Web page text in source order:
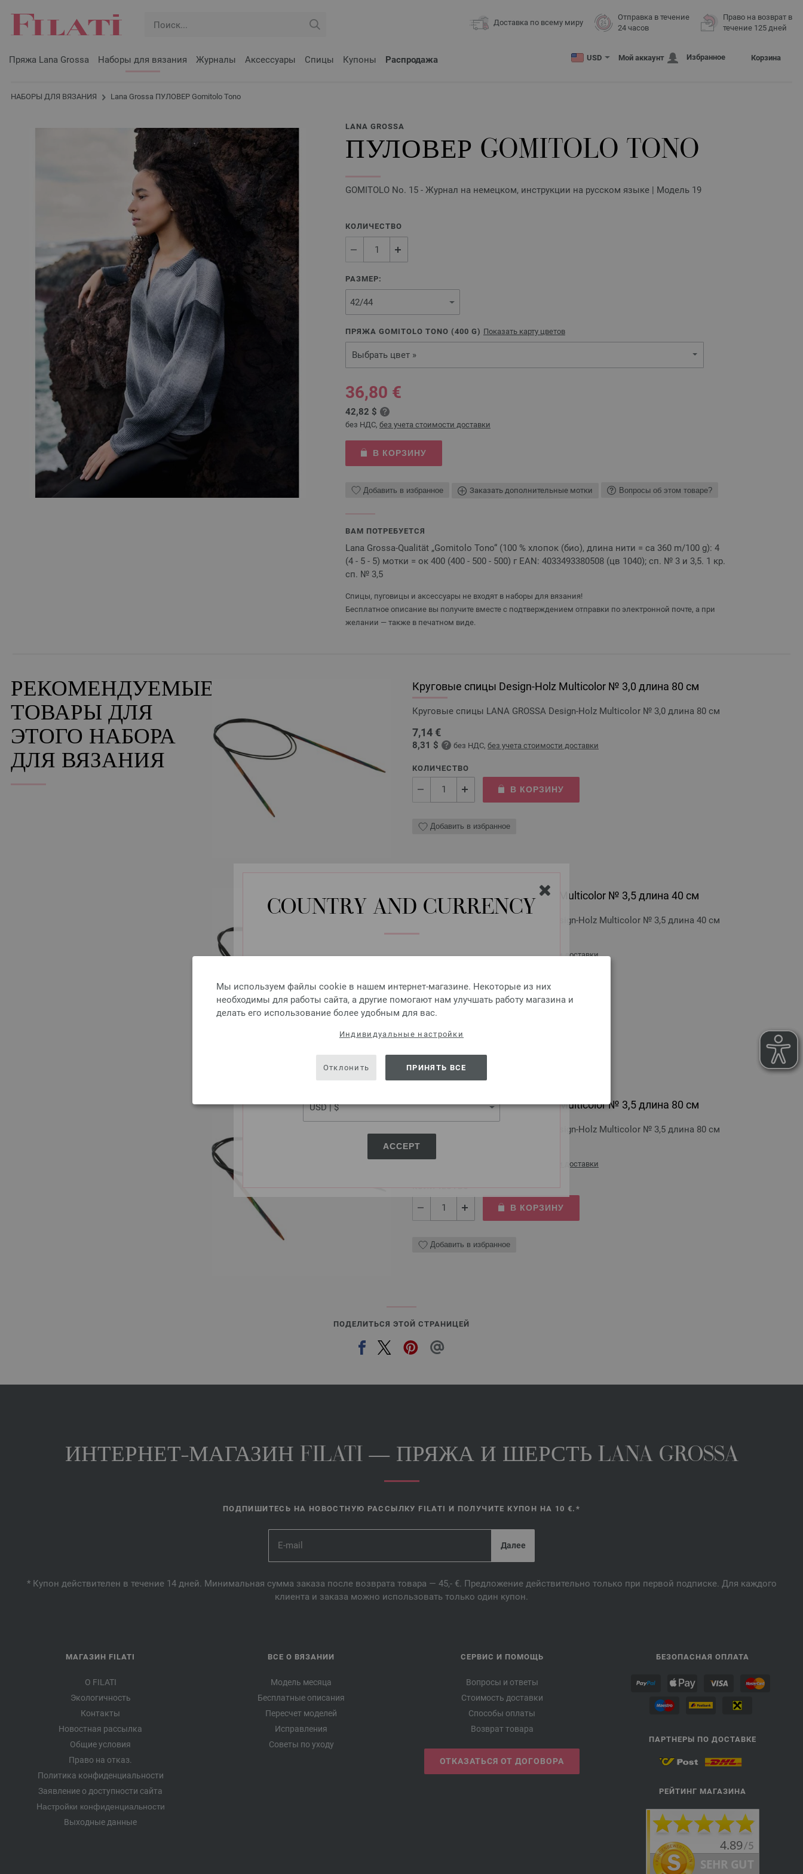
COUNTRY AND CURRENCY
LANGUAGE
SHIPPING TO
USA - The United States of America
ACCEPT
Мы используем файлы cookie в нашем интернет-магазине. Некоторые из них
необходимы для работы сайта, а другие помогают нам улучшать работу магазина и
делать его использование более удобным для вас.
Индивидуальные настройки
Отклонить ПРИНЯТЬ ВСЕ
Доставка по всему миру
Отправка в течение
24 часов
Право на возврат в
течение 125 дней
Пряжа Lana Grossa Наборы для вязания Журналы Аксессуары Спицы Купоны Распродажа USD Мой аккаунт Избранное Корзина
НАБОРЫ ДЛЯ ВЯЗАНИЯ Lana Grossa ПУЛОВЕР Gomitolo Tono
LANA GROSSA
ПУЛОВЕР GOMITOLO TONO
GOMITOLO No. 15 - Журнал на немецком, инструкции на русском языке | Модель 19
КОЛИЧЕСТВО
РАЗМЕР:
ПРЯЖА GOMITOLO TONO (400 G) Показать карту цветов
Выбрать цвет »
36,80 €
42,82 $
без НДС, без учета стоимости доставки
В КОРЗИНУ
Добавить в избранное Заказать дополнительные мотки Вопросы об этом товаре?
ВАМ ПОТРЕБУЕТСЯ
Lana Grossa-Qualität „Gomitolo Tono“ (100 % хлопок (био), длина нити = ca 360 m/100 g): 4
(4 - 5 - 5) мотки = ок 400 (400 - 500 - 500) г EAN: 4033493380508 (цв 1040); сп. № 3 и 3,5. 1 кр.
сп. № 3,5
Спицы, пуговицы и аксессуары не входят в наборы для вязания!
Бесплатное описание вы получите вместе с подтверждением отправки по электронной почте, а при
желании — также в печатном виде.
РЕКОМЕНДУЕМЫЕ
ТОВАРЫ ДЛЯ
ЭТОГО НАБОРА
ДЛЯ ВЯЗАНИЯ
Круговые спицы Design-Holz Multicolor № 3,0 длина 80 см
Круговые спицы LANA GROSSA Design-Holz Multicolor № 3,0 длина 80 см
7,14 €
8,31 $ без НДС, без учета стоимости доставки
КОЛИЧЕСТВО
В КОРЗИНУ
Добавить в избранное
Круговые спицы Design-Holz Multicolor № 3,5 длина 40 см
Круговые спицы LANA GROSSA Design-Holz Multicolor № 3,5 длина 40 см
8,31 $ без НДС,без учета стоимости доставки
В КОРЗИНУ
Добавить в избранное
Круговые спицы Design-Holz Multicolor № 3,5 длина 80 см
Круговые спицы LANA GROSSA Design-Holz Multicolor № 3,5 длина 80 см
7,14 €
без учета стоимости доставки
КОЛИЧЕСТВО
В КОРЗИНУ
Добавить в избранное
ПОДЕЛИТЬСЯ ЭТОЙ СТРАНИЦЕЙ
ИНТЕРНЕТ-МАГАЗИН FILATI — ПРЯЖА И ШЕРСТЬ LANA GROSSA
ПОДПИШИТЕСЬ НА НОВОСТНУЮ РАССЫЛКУ FILATI И ПОЛУЧИТЕ КУПОН НА 10 €.*
* Купон действителен в течение 14 дней. Минимальная сумма заказа после возврата товара — 45,- €. Предложение действительно только при первой подписке. Для каждого
клиента и заказа можно использовать только один купон.
МАГАЗИН FILATI
О FILATI
Экологичность
Контакты
Новостная рассылка
Общие условия
Право на отказ.
Политика конфиденциальности
Заявление о доступности сайта
Настройки конфиденциальности
Выходные данные
ВСЕ О ВЯЗАНИИ
Модель месяца
Бесплатные описания
Пересчет моделей
Исправления
Советы по уходу
СЕРВИС И ПОМОЩЬ
Вопросы и ответы
Стоимость доставки
Способы оплаты
Возврат товара
ОТКАЗАТЬСЯ ОТ ДОГОВОРА
БЕЗОПАСНАЯ ОПЛАТА
ПАРТНЕРЫ ПО ДОСТАВКЕ
РЕЙТИНГ МАГАЗИНА